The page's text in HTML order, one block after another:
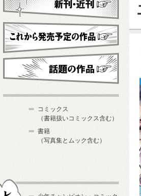
新刊・近刊
これから発売予定
コミックス
（書籍扱いコミックス含む）
書籍
（写真集とムック含む）